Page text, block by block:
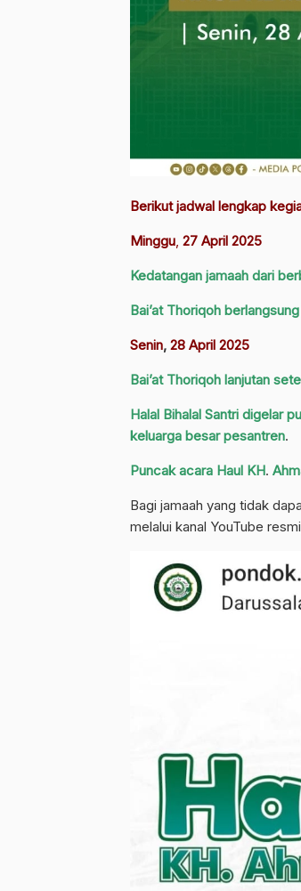
Berikut jadwal lengkap
Minggu, 27 April 2025
Kedatangan jamaah dari
Bai’at Thoriqoh
Senin, 28 April 2025
Bai’at Thoriqoh lanjutan
Halal Bihalal Santri digelar
keluarga besar pesantren.
Puncak acara Haul KH.
Bagi jamaah yang tidak
melalui kanal YouTube